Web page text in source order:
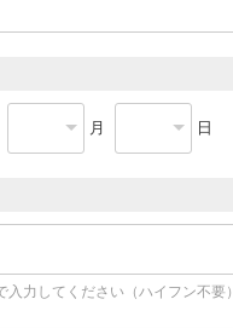
月 日
力してください（ハイフン不要）